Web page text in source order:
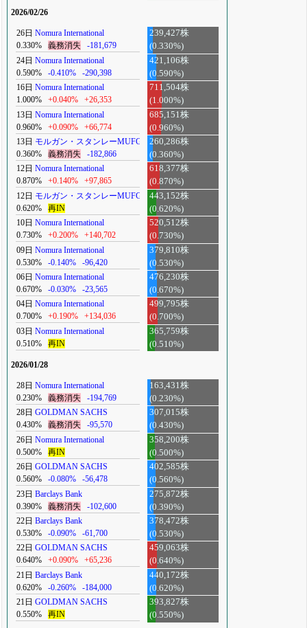
2026/02/26
26日 Nomura International
0.330%
義務消失 -181,679
239,427株
(0.330%)
24日 Nomura International
0.590%
-0.410% -290,398
421,106株
(0.590%)
16日 Nomura International
1.000%
+0.040% +26,353
711,504株
(1.000%)
13日 Nomura International
0.960%
+0.090% +66,774
685,151株
(0.960%)
13日 モルガン・スタンレーMUFG
0.360%
義務消失 -182,866
260,286株
(0.360%)
12日 Nomura International
0.870%
+0.140% +97,865
618,377株
(0.870%)
12日 モルガン・スタンレーMUFG
0.620%
再IN
443,152株
(0.620%)
10日 Nomura International
0.730%
+0.200% +140,702
520,512株
(0.730%)
09日 Nomura International
0.530%
-0.140% -96,420
379,810株
(0.530%)
06日 Nomura International
0.670%
-0.030% -23,565
476,230株
(0.670%)
04日 Nomura International
0.700%
+0.190% +134,036
499,795株
(0.700%)
03日 Nomura International
0.510%
再IN
365,759株
(0.510%)
2026/01/28
28日 Nomura International
0.230%
義務消失 -194,769
163,431株
(0.230%)
28日 GOLDMAN SACHS
0.430%
義務消失 -95,570
307,015株
(0.430%)
26日 Nomura International
0.500%
再IN
358,200株
(0.500%)
26日 GOLDMAN SACHS
0.560%
-0.080% -56,478
402,585株
(0.560%)
23日 Barclays Bank
0.390%
義務消失 -102,600
275,872株
(0.390%)
22日 Barclays Bank
0.530%
-0.090% -61,700
378,472株
(0.530%)
22日 GOLDMAN SACHS
0.640%
+0.090% +65,236
459,063株
(0.640%)
21日 Barclays Bank
0.620%
-0.260% -184,000
440,172株
(0.620%)
21日 GOLDMAN SACHS
0.550%
再IN
393,827株
(0.550%)